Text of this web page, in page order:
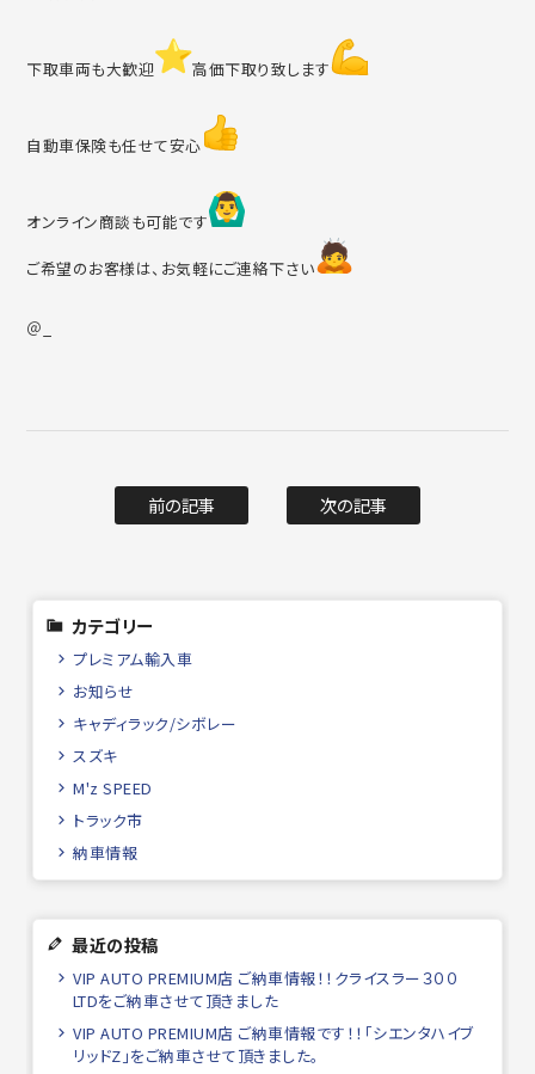
下取車両も大歓迎 ️高価下取り致します
自動車保険も任せて安心
オンライン商談も可能です
ご希望のお客様は、お気軽にご連絡下さい
＠_
前の記事 次の記事
カテゴリー
プレミアム輸入車
お知らせ
キャディラック/シボレー
スズキ
M'z SPEED
トラック市
納車情報
最近の投稿
VIP AUTO PREMIUM店 ご納車情報！！クライスラー３００
LTDをご納車させて頂きました
VIP AUTO PREMIUM店 ご納車情報です！！「シエンタハイブ
リッドZ」をご納車させて頂きました。